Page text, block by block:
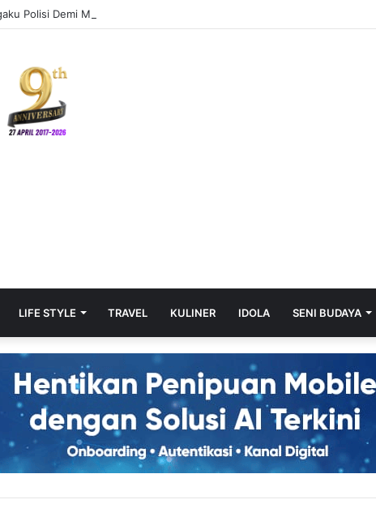
Polisi Demi Mencuri, Pria di Palembang Diciduk Jatanras Polda Sumsel
LIFE STYLE TRAVEL KULINER IDOLA SENI BUDAYA